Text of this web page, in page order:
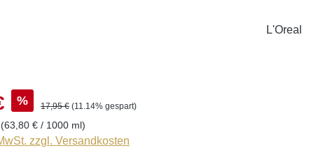
L'Oreal
% 17,95 € (11.14% gespart)
(63,80 € / 1000 ml)
zzgl. Versandkosten